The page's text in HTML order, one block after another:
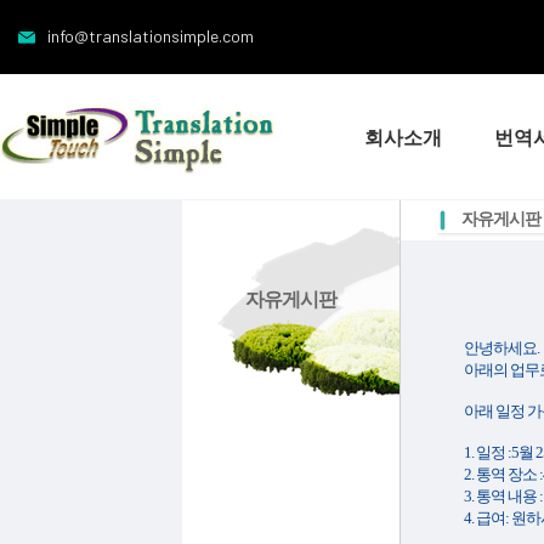
info@translationsimple.com
회사소개 번역
자유게시판
자유게시판
안녕하세요.
아래의 업무
아래 일정
1. 일정 :5월
2. 통역 장소
3. 통역 내용
4. 급여: 원